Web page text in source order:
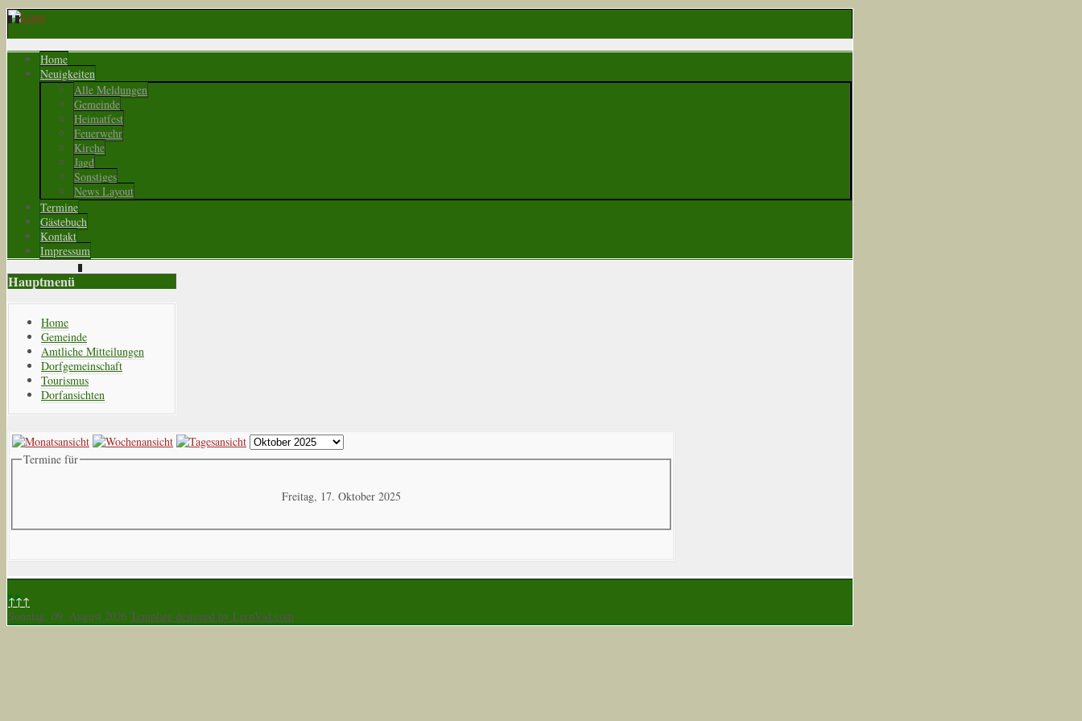
Home
Neuigkeiten
Alle Meldungen
Gemeinde
Heimatfest
Feuerwehr
Kirche
Jagd
Sonstiges
News Layout
Termine
Gästebuch
Kontakt
Impressum
Hauptmenü
Home
Gemeinde
Amtliche Mitteilungen
Dorfgemeinschaft
Tourismus
Dorfansichten
Termine für
Freitag, 17. Oktober 2025
↑↑↑
Sonntag, 09. August 2026 Template designed by LernVid.com